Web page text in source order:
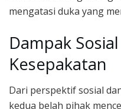
mengatasi duka yang
Dampak
Kesepakatan
Dari perspektif sosial
kedua belah pihak